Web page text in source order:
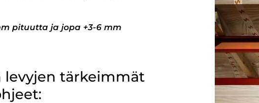
pituutta ja jopa +3-6 mm
levyjen tärkeimmät